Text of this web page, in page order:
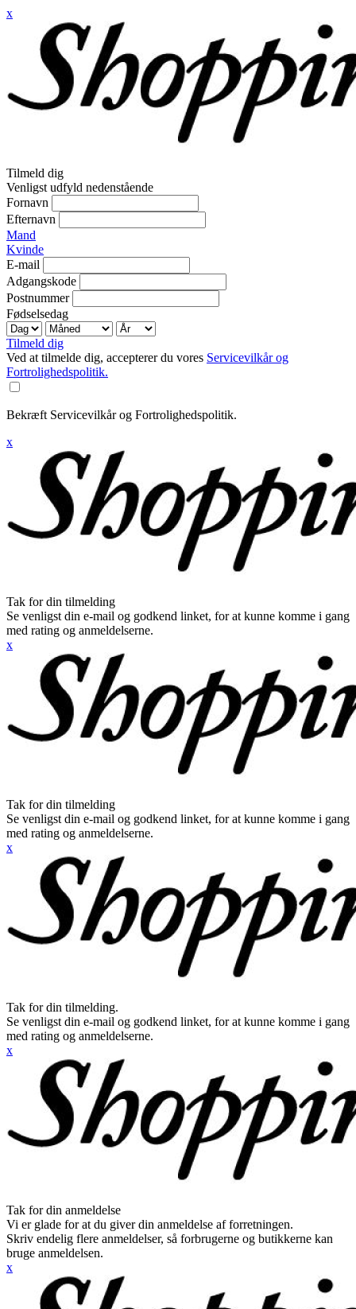
x
Tilmeld dig
Venligst udfyld nedenstående
Fornavn
Efternavn
Mand
Kvinde
E-mail
Adgangskode
Postnummer
Fødselsedag
Tilmeld dig
Ved at tilmelde dig, accepterer du vores Servicevilkår og
Fortrolighedspolitik.
Bekræft Servicevilkår og Fortrolighedspolitik.
x
Tak for din tilmelding
Se venligst din e-mail og godkend linket, for at kunne komme i gang
med rating og anmeldelserne.
x
Tak for din tilmelding
Se venligst din e-mail og godkend linket, for at kunne komme i gang
med rating og anmeldelserne.
x
Tak for din tilmelding.
Se venligst din e-mail og godkend linket, for at kunne komme i gang
med rating og anmeldelserne.
x
Tak for din anmeldelse
Vi er glade for at du giver din anmeldelse af forretningen.
Skriv endelig flere anmeldelser, så forbrugerne og butikkerne kan
bruge anmeldelsen.
x